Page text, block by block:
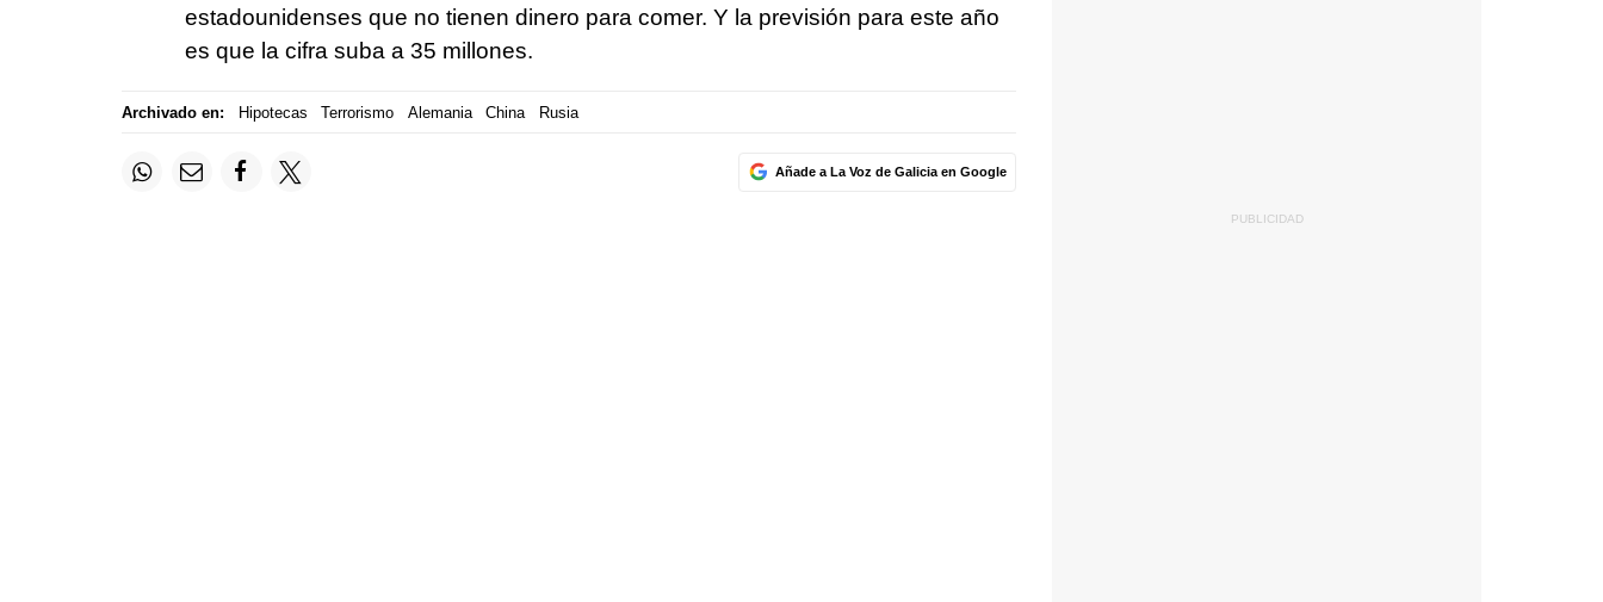
estadounidenses que no tienen dinero para comer. Y la previsión para este año
es que la cifra suba a 35 millones.
Archivado en: Hipotecas Terrorismo Alemania China Rusia
Añade a La Voz de Galicia en Google